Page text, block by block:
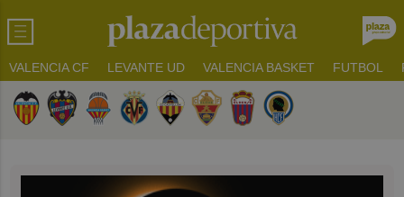
VALENCIA CF LEVANTE UD VALENCIA BASKET FUTBOL